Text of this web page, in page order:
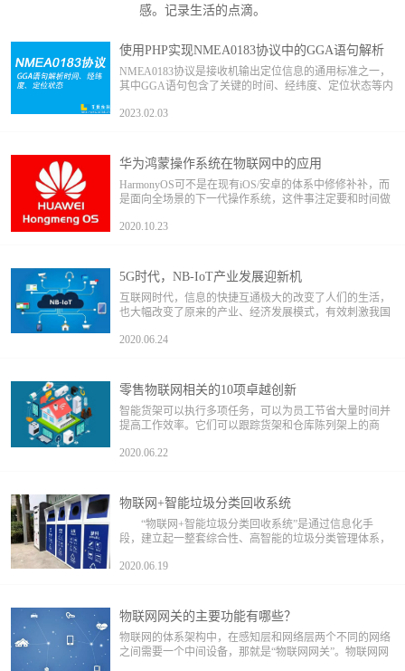
感。记录生活的点滴。
使用PHP实现NMEA0183协议中的GGA语句解析
NMEA0183协议是接收机输出定位信息的通用标准之一，
其中GGA语句包含了关键的时间、经纬度、定位状态等内
2023.02.03
华为鸿蒙操作系统在物联网中的应用
HarmonyOS可不是在现有iOS/安卓的体系中修修补补，而
是面向全场景的下一代操作系统，这件事注定要和时间做
2020.10.23
5G时代，NB-IoT产业发展迎新机
互联网时代，信息的快捷互通极大的改变了人们的生活，
也大幅改变了原来的产业、经济发展模式，有效刺激我国
策促进互联网产业和经济，使中国宽带普及率达到了国际
半席位。
2020.06.24
零售物联网相关的10项卓越创新
智能货架可以执行多项任务，可以为员工节省大量时间并
提高工作效率。它们可以跟踪货架和仓库陈列架上的商
还可以识别错放的物品，并帮助员工将它们放回原处。
2020.06.22
物联网+智能垃圾分类回收系统
“物联网+智能垃圾分类回收系统”是通过信息化手
段，建立起一整套综合性、高智能的垃圾分类管理体系，
圾分类箱、智能垃圾分类可回收箱）+云服务平台+移动平
2020.06.19
物联网网关的主要功能有哪些？
物联网的体系架构中，在感知层和网络层两个不同的网络
之间需要一个中间设备，那就是“物联网网关”。物联网网